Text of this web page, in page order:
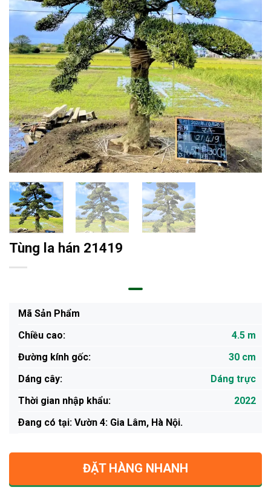
Tùng la hán 21419
Mã Sản Phẩm
Chiều cao:
4.5 m
Đường kính gốc:
30 cm
Dáng cây:
Dáng trực
Thời gian nhập khẩu:
2022
Ðang có tại: Vườn 4: Gia Lâm, Hà Nội.
ĐẶT HÀNG NHANH